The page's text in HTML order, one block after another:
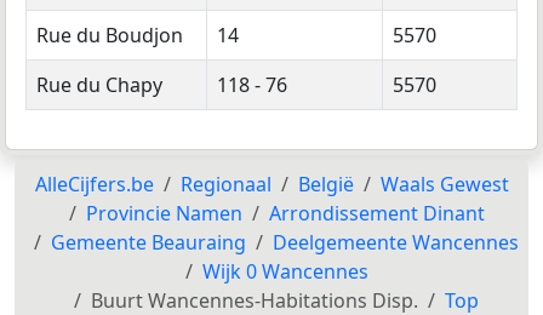
Rue du Boudjon
14
5570
Rue du Chapy
118 - 76 5570
AlleCijfers.be Regionaal België
Waals Gewest
Provincie Namen
Arrondissement Dinant
Gemeente Beauraing
Deelgemeente Wancennes
Wijk 0 Wancennes
Buurt Wancennes-Habitations Disp.
Top